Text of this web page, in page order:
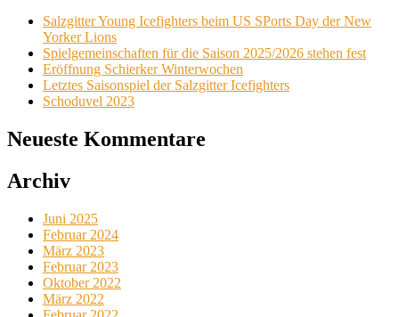
Salzgitter Young Icefighters beim US SPorts Day der New
Yorker Lions
Spielgemeinschaften für die Saison 2025/2026 stehen fest
Eröffnung Schierker Winterwochen
Letztes Saisonspiel der Salzgitter Icefighters
Schoduvel 2023
Neueste Kommentare
Archiv
Juni 2025
Februar 2024
März 2023
Februar 2023
Oktober 2022
März 2022